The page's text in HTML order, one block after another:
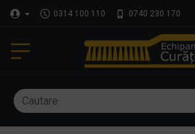
0314 100 110 0740 230 170